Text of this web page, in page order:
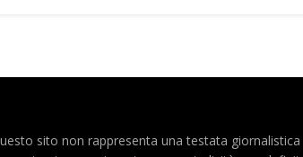
sito non rappresenta una testata giornalistica